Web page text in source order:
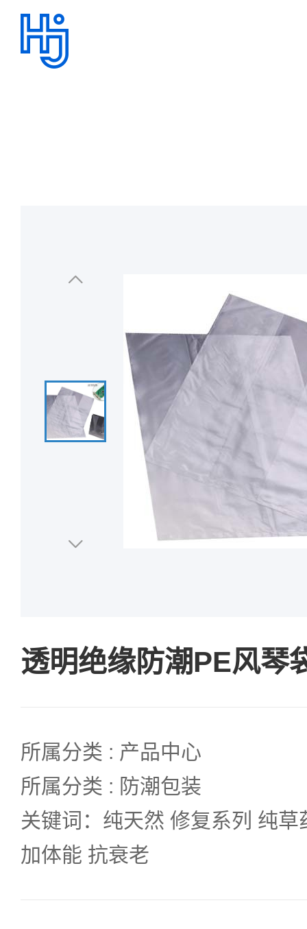
透明绝缘防潮PE风琴
所属分类 : 产品中心
所属分类 : 防潮包装
关键词：纯天然 修复系列 纯
加体能 抗衰老